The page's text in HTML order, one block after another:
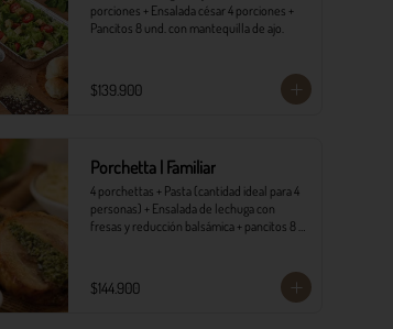
porciones + Ensalada césar 4 porciones +
Pancitos 8 und. con mantequilla de ajo.
$139.900
Porchetta | Familiar
4 porchettas + Pasta (cantidad ideal para 4
personas) + Ensalada de lechuga con
fresas y reducción balsámica + pancitos 8
$144.900